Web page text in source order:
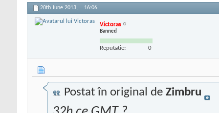
20th June 2013, 16:06
Victoras
Banned
Reputatie: 0
Postat în original de Zimbru